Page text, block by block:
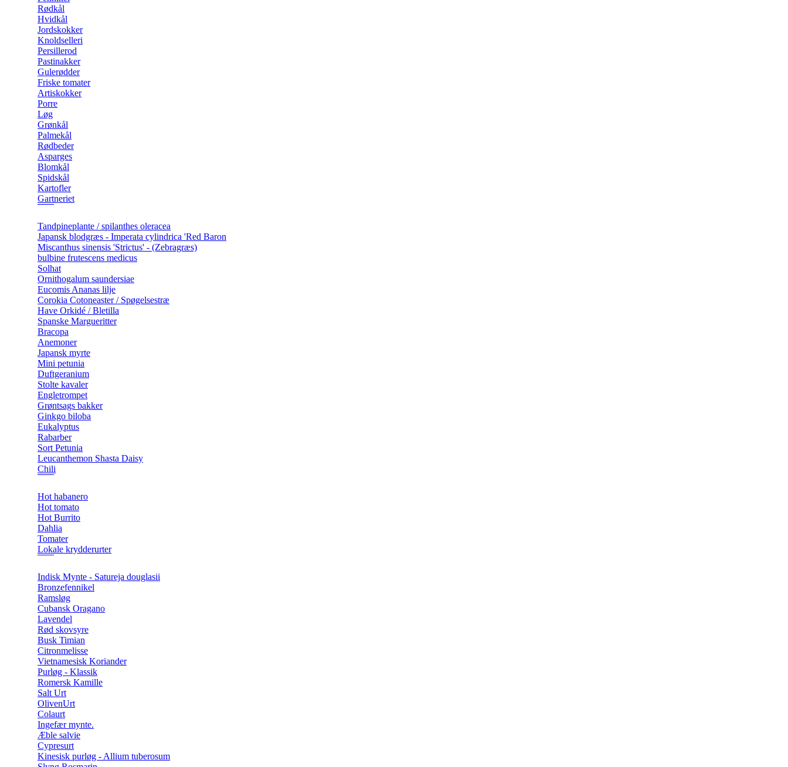
Rødkål
Hvidkål
Jordskokker
Knoldselleri
Persillerod
Pastinakker
Gulerødder
Friske tomater
Artiskokker
Porre
Løg
Grønkål
Palmekål
Rødbeder
Asparges
Blomkål
Spidskål
Kartofler
Gartneriet
Tandpineplante / spilanthes oleracea
Japansk blodgræs - Imperata cylindrica 'Red Baron
Miscanthus sinensis 'Strictus' - (Zebragræs)
bulbine frutescens medicus
Solhat
Ornithogalum saundersiae
Eucomis Ananas lilje
Corokia Cotoneaster / Spøgelsestræ
Have Orkidé / Bletilla
Spanske Margueritter
Bracopa
Anemoner
Japansk myrte
Mini petunia
Duftgeranium
Stolte kavaler
Engletrompet
Grøntsags bakker
Ginkgo biloba
Eukalyptus
Rabarber
Sort Petunia
Leucanthemon Shasta Daisy
Chili
Hot habanero
Hot tomato
Hot Burrito
Dahlia
Tomater
Lokale krydderurter
Indisk Mynte - Satureja douglasii
Bronzefennikel
Ramsløg
Cubansk Oragano
Lavendel
Rød skovsyre
Busk Timian
Citronmelisse
Vietnamesisk Koriander
Purløg - Klassik
Romersk Kamille
Salt Urt
OlivenUrt
Colaurt
Ingefær mynte.
Æble salvie
Cypresurt
Kinesisk purløg - Allium tuberosum